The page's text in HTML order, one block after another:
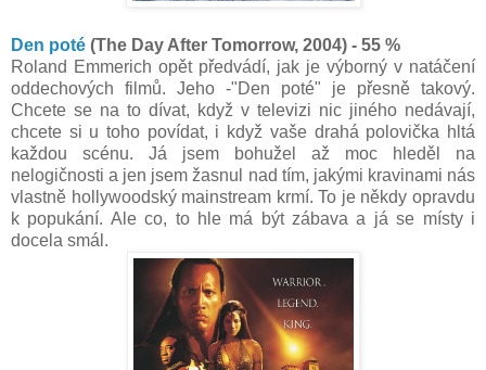
Den poté (The Day After Tomorrow, 2004) - 55 %
Roland Emmerich opět předvádí, jak je výborný v natáčení
oddechových filmů. Jeho -"Den poté" je přesně takový.
Chcete se na to dívat, když v televizi nic jiného nedávají,
chcete si u toho povídat, i když vaše drahá polovička hltá
každou scénu. Já jsem bohužel až moc hleděl na
nelogičnosti a jen jsem žasnul nad tím, jakými kravinami nás
vlastně hollywoodský mainstream krmí. To je někdy opravdu
k popukání. Ale co, to hle má být zábava a já se místy i
docela smál.